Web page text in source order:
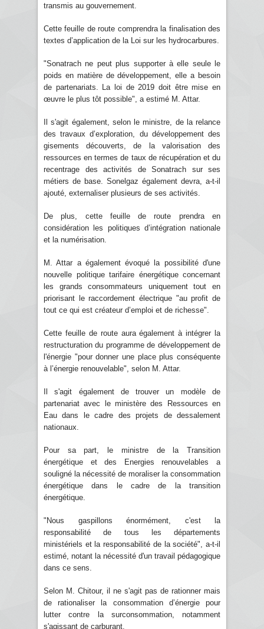
transmis au gouvernement.
Cette feuille de route comprendra la finalisation des
textes d’application de la Loi sur les hydrocarbures.
"Sonatrach ne peut plus supporter à elle seule le
poids en matière de développement, elle a besoin
de partenariats. La loi de 2019 doit être mise en
œuvre le plus tôt possible", a estimé M. Attar.
Il s'agit également, selon le ministre, de la relance
des travaux d’exploration, du développement des
gisements découverts, de la valorisation des
ressources en termes de taux de récupération et du
recentrage des activités de Sonatrach sur ses
métiers de base. Sonelgaz également devra, a-t-il
ajouté, externaliser plusieurs de ses activités.
De plus, cette feuille de route prendra en
considération les politiques d’intégration nationale
et la numérisation.
M. Attar a également évoqué la possibilité d'une
nouvelle politique tarifaire énergétique concernant
les grands consommateurs uniquement tout en
priorisant le raccordement électrique "au profit de
tout ce qui est créateur d’emploi et de richesse".
Cette feuille de route aura également à intégrer la
restructuration du programme de développement de
l'énergie "pour donner une place plus conséquente
à l’énergie renouvelable", selon M. Attar.
Il s'agit également de trouver un modèle de
partenariat avec le ministère des Ressources en
Eau dans le cadre des projets de dessalement
nationaux.
Pour sa part, le ministre de la Transition
énergétique et des Energies renouvelables a
souligné la nécessité de moraliser la consommation
énergétique dans le cadre de la transition
énergétique.
"Nous gaspillons énormément, c'est la
responsabilité de tous les départements
ministériels et la responsabilité de la société", a-t-il
estimé, notant la nécessité d'un travail pédagogique
dans ce sens.
Selon M. Chitour, il ne s'agit pas de rationner mais
de rationaliser la consommation d’énergie pour
lutter contre la surconsommation, notamment
s'agissant de carburant.